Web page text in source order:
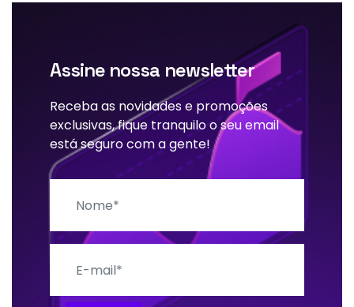
Assine nossa newsletter
Receba as novidades e promoções
exclusivas, fique tranquilo o seu email
está seguro com a gente!